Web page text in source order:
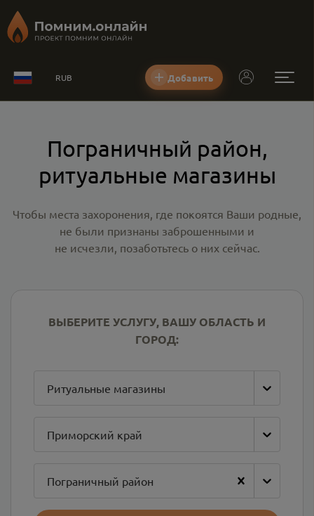
RUB Добавить
Пограничный район,
ритуальные магазины
Чтобы места захоронения, где покоятся Ваши родные,
не были признаны заброшенными и
не исчезли, позаботьтесь о них сейчас.
ВЫБЕРИТЕ УСЛУГУ, ВАШУ ОБЛАСТЬ И
ГОРОД:
Ритуальные магазины
Приморский край
Пограничный район